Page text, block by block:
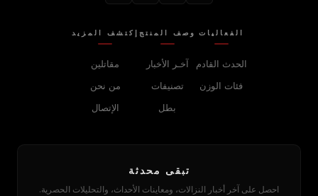
الفعاليات
الحدث القادم
فئات الوزن
وصف المنتج
آخـر الأخبار
تصنيفات
بطل
إكتشف المزيد
مقاتلين
من نحن
الإتصال
تبقى محدثة
احصل على آخر أخبار النزالات، ومعاينات الأحداث، والتحليلات الحصرية.